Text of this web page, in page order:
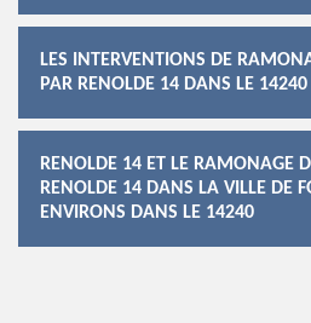
LES INTERVENTIONS DE
PAR RENOLDE 14 DANS LE 14240
RENOLDE 14 ET LE RAMONAGE
RENOLDE 14 DANS LA VILLE DE
ENVIRONS DANS LE 14240